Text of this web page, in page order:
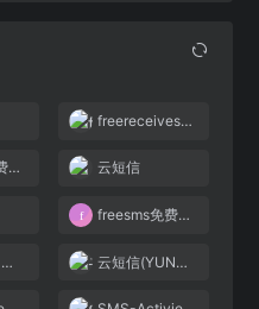
freereceivesms短信接收
freesms免费接码 云短信
freesms免费接码
MICSMS（米客） 云短信(YUNDUANXIN.NET)